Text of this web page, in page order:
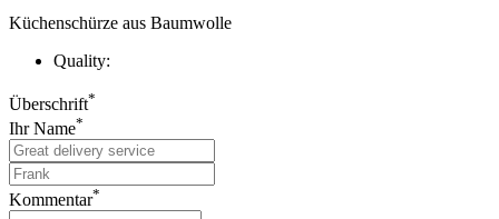
Küchenschürze aus Baumwolle
Quality:
Überschrift*
Ihr Name*
Kommentar*